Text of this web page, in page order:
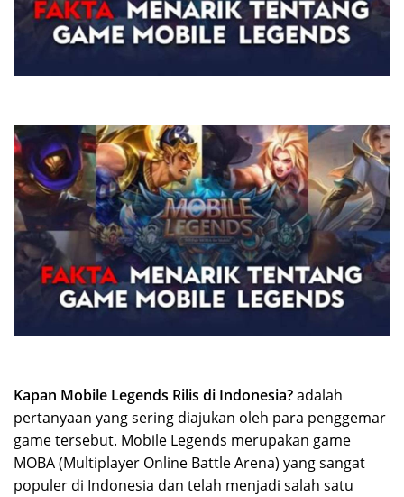
Kapan Mobile Legends Rilis di Indonesia?adalah
pertanyaan yang sering diajukan oleh para penggemar
game tersebut. Mobile Legends merupakan game
MOBA (Multiplayer Online Battle Arena) yang sangat
populer di Indonesia dan telah menjadi salah satu